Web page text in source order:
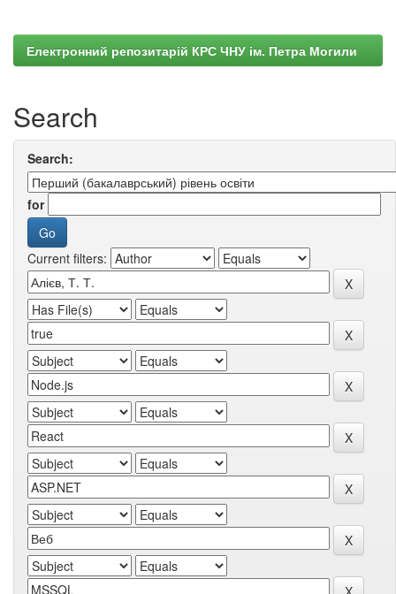
Електронний репозитарій КРС ЧНУ ім. Петра Могили
Search
Search:
for
Current filters: